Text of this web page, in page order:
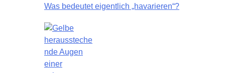
Was bedeutet eigentlich „havarieren“?